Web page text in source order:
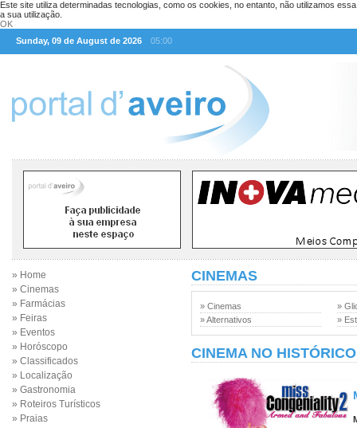
Este site utiliza determinadas tecnologias, como os cookies, no entanto, não utilizamos
a sua utilização.
OK
Sunday, 09 de August de 2026
05:00
» Home
» Cinemas
» Farmácias
» Feiras
» Eventos
» Horóscopo
» Classificados
» Localização
» Gastronomia
» Roteiros Turísticos
» Praias
CINEMAS
» Cinemas
» Alternativos
»
»
CINEMA NO HISTÓRICO